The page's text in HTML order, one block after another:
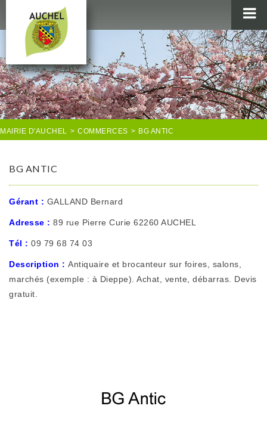
MAIRIE
AU QUOTIDIEN
AGENDA & LOISIRS
AUCHEL EN IMAGES
MAIRIE D'AUCHEL > COMMERCES > BG ANTIC
BG ANTIC
Gérant : GALLAND Bernard
Adresse : 89 rue Pierre Curie 62260 AUCHEL
Tél : 09 79 68 74 03
Description : Antiquaire et brocanteur sur foires, salons,
marchés (exemple : à Dieppe). Achat, vente, débarras. Devis
gratuit.